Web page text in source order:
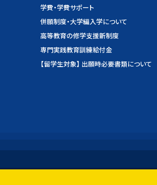
学費・学費サポート
併願制度・大学編入学について
高等教育の修学支援新制度
専門実践教育訓練給付金
【留学生対象】 出願時必要書類について